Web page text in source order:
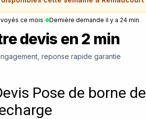
ce mois Dernière demande il y a 24 min
devis en 2 min
reponse rapide garantie
Pose de borne de